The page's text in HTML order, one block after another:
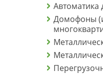
Автоматика
Домофоны